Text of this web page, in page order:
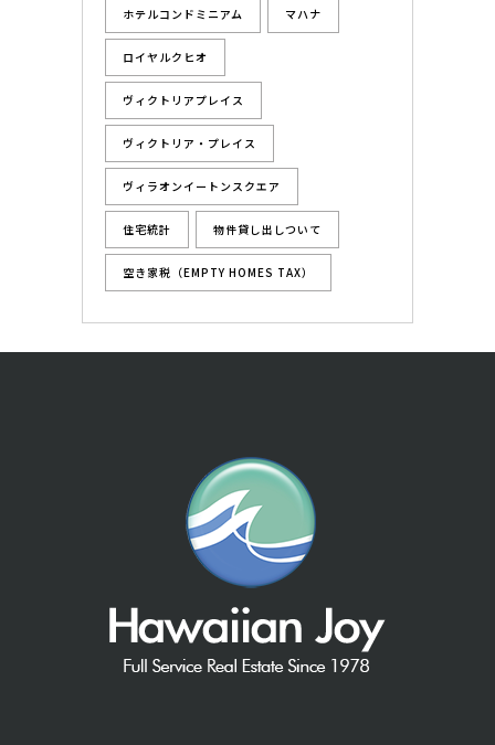
ホテルコンドミニアム マハナ
ロイヤルクヒオ
ヴィクトリアプレイス
ヴィクトリア・プレイス
ヴィラオンイートンスクエア
住宅統計 物件貸し出しついて
空き家税（EMPTY HOMES TAX）